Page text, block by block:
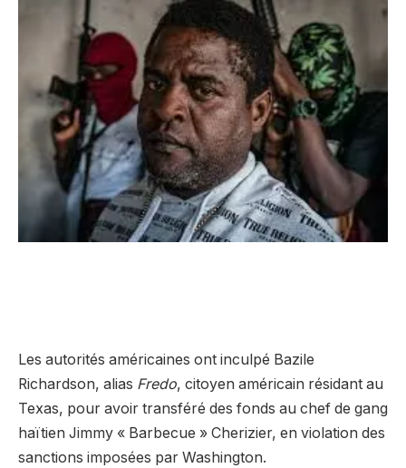
Les autorités américaines ont inculpé Bazile
Richardson, alias Fredo, citoyen américain résidant au
Texas, pour avoir transféré des fonds au chef de gang
haïtien Jimmy « Barbecue » Cherizier, en violation des
sanctions imposées par Washington.